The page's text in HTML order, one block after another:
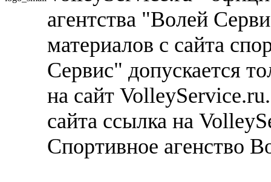
агентства "Волей
материалов с сайта
Сервис" допускается
на сайт
сайта ссылка на
Спортивное агенство